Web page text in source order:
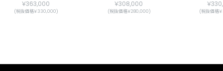
￥363,000
(税抜価格￥330,000)
￥308,000
(税抜価格￥280,000)
￥
(税抜価格